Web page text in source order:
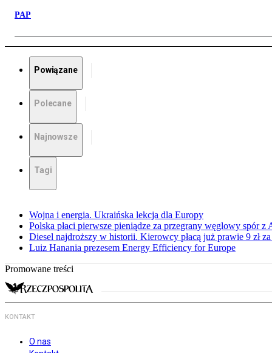
PAP
Powiązane
Polecane
Najnowsze
Tagi
Wojna i energia. Ukraińska lekcja dla Europy
Polska płaci pierwsze pieniądze za przegrany węglowy spór z
Diesel najdroższy w historii. Kierowcy płacą już prawie 9 zł
Luiz Hanania prezesem Energy Efficiency for Europe
Promowane treści
KONTAKT
O nas